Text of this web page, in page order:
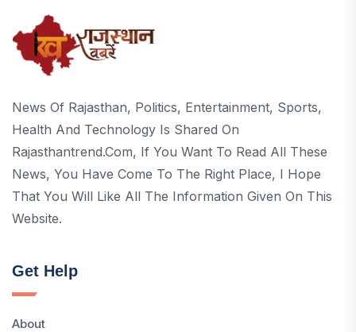
News Of Rajasthan, Politics, Entertainment, Sports,
Health And Technology Is Shared On
Rajasthantrend.com, If You Want To Read All These
News, You Have Come To The Right Place, I Hope
That You Will Like All The Information Given On This
Website.
Get Help
About